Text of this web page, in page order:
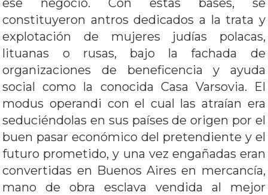
ese negocio. Con estas bases, se
constituyeron antros dedicados a la trata y
explotación de mujeres judías polacas,
lituanas o rusas, bajo la fachada de
organizaciones de beneficencia y ayuda
social como la conocida Casa Varsovia. El
modus operandi con el cual las atraían era
seduciéndolas en sus países de origen por el
buen pasar económico del pretendiente y el
futuro prometido, y una vez engañadas eran
convertidas en Buenos Aires en mercancía,
mano de obra esclava vendida al mejor